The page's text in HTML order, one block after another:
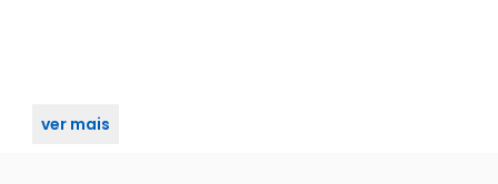
ver mais